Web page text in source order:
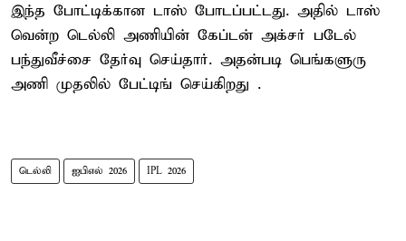
இந்த போட்டிக்கான டாஸ் போடப்பட்டது. அதில் டாஸ்
வென்ற டெல்லி அணியின் கேப்டன் அக்சர் படேல்
பந்துவீச்சை தேர்வு செய்தார். அதன்படி பெங்களுரு
அணி முதலில் பேட்டிங் செய்கிறது .
டெல்லி ஐபிஎல் 2026 IPL 2026